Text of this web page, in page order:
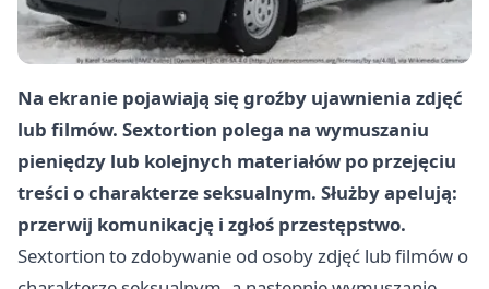
Na ekranie pojawiają się groźby ujawnienia zdjęć
lub filmów. Sextortion polega na wymuszaniu
pieniędzy lub kolejnych materiałów po przejęciu
treści o charakterze seksualnym. Służby apelują:
przerwij komunikację i zgłoś przestępstwo.
Sextortion to zdobywanie od osoby zdjęć lub filmów o